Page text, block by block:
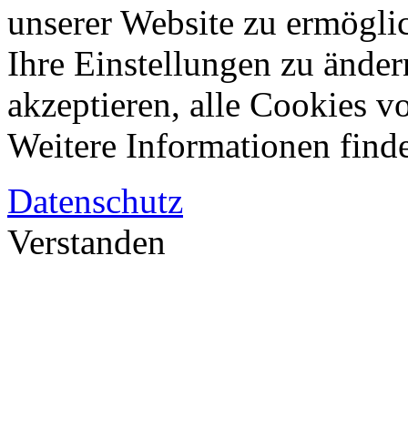
unserer Website zu
Ihre Einstellungen zu
akzeptieren, alle Cookies
Weitere Informationen
Datenschutz
Verstanden